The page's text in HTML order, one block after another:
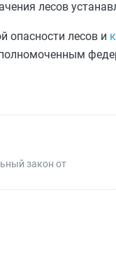
лесов
опасности лесов и
закон от